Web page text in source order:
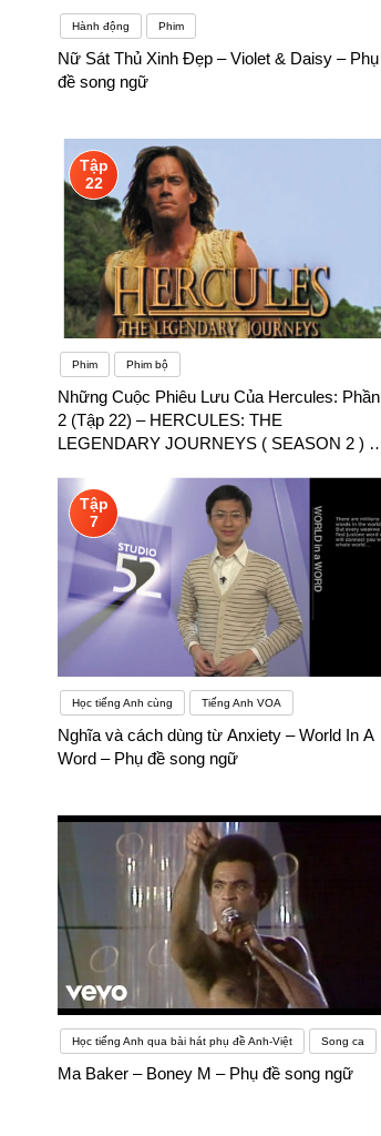
Hành động Phim
Nữ Sát Thủ Xinh Đẹp – Violet & Daisy – Phụ
đề song ngữ
Tập
22
Phim Phim bộ
Những Cuộc Phiêu Lưu Của Hercules: Phần
2 (Tập 22) – HERCULES: THE
LEGENDARY JOURNEYS ( SEASON 2 ) –
Tập
7
Học tiếng Anh cùng Tiếng Anh VOA
Nghĩa và cách dùng từ Anxiety – World In A
Word – Phụ đề song ngữ
Học tiếng Anh qua bài hát phụ đề Anh-Việt Song ca
Ma Baker – Boney M – Phụ đề song ngữ